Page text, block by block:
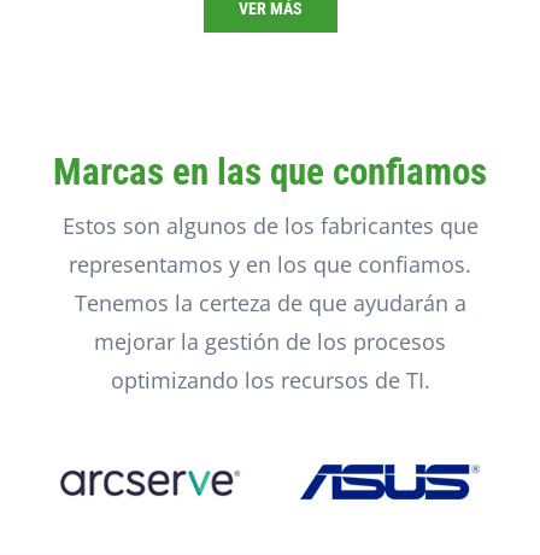
VER MÁS
Marcas en las que confiamos
Estos son algunos de los fabricantes que
representamos y en los que confiamos.
Tenemos la certeza de que ayudarán a
mejorar la gestión de los procesos
optimizando los recursos de TI.